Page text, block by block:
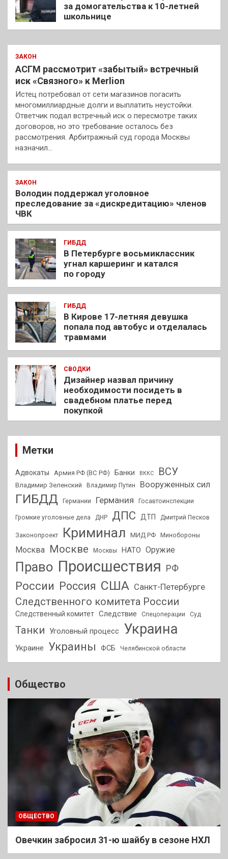
за домогательства к 10-летней
школьнице
ЗАКОН
АСГМ рассмотрит «забытый» встречный
иск «Связного» к Merlion
Истец потребовал от сети магазинов погасить
многомиллиардные долги и выплатить неустойки.
Ответчик подал встречный иск о пересмотре таких
договоров, но это требование осталось без
рассмотрения. Арбитражный суд города Москвы
назначил…
ЗАКОН
Володин поддержал уголовное
преследование за «дискредитацию» членов
ЧВК
ГИБДД
В Петербурге восьмиклассник
угнал каршеринг и катался
по городу
ГИБДД
В Кирове 17-летняя девушка
попала под автобус и отделалась
травмами
СВОДКИ
Дизайнер назвал причину
необходимости посидеть в
свадебном платье перед
покупкой
Метки
Адвокаты Армия РФ (ВС РФ) Банки ВККС ВСУ
Владимир Зеленский Владимир Путин Вооруженных сил
ГИБДД Германии Германия Госавтоинспекции
Громкие уголовные дела ДНР ДПС ДТП Дмитрий Песков
Законопроект Криминал МИД РФ Минобороны
Москва Москве Москвы НАТО Оружие
Право Происшествия РФ
России Россия США Санкт-Петербурге
Следственного комитета России
Следственный комитет Следствие Спецоперации Суд
Танки Уголовный процесс Украина
Украине Украины ФСБ Челябинской области
Общество
ОБЩЕСТВО
Овечкин забросил 31-ю шайбу в сезоне НХЛ